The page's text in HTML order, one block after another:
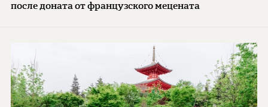
после доната от французского мецената